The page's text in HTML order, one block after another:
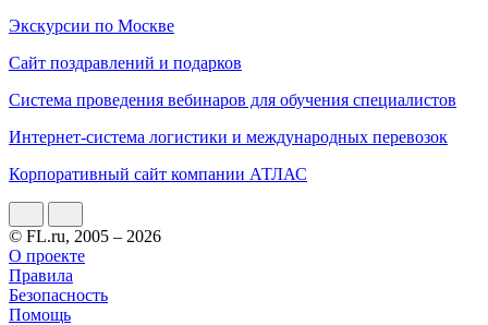
Экскурсии по Москве
Сайт поздравлений и подарков
Система проведения вебинаров для обучения специалистов
Интернет-система логистики и международных перевозок
Корпоративный сайт компании АТЛАС
© FL.ru, 2005 – 2026
О проекте
Правила
Безопасность
Помощь